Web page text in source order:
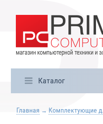
Каталог
Главная Комплектующие